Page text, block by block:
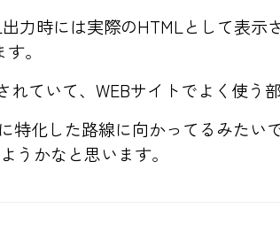
力時には実際のHTMLとして表示
。
ていて、WEBサイトでよく使う
特化した路線に向かってるみたい
うかなと思います。